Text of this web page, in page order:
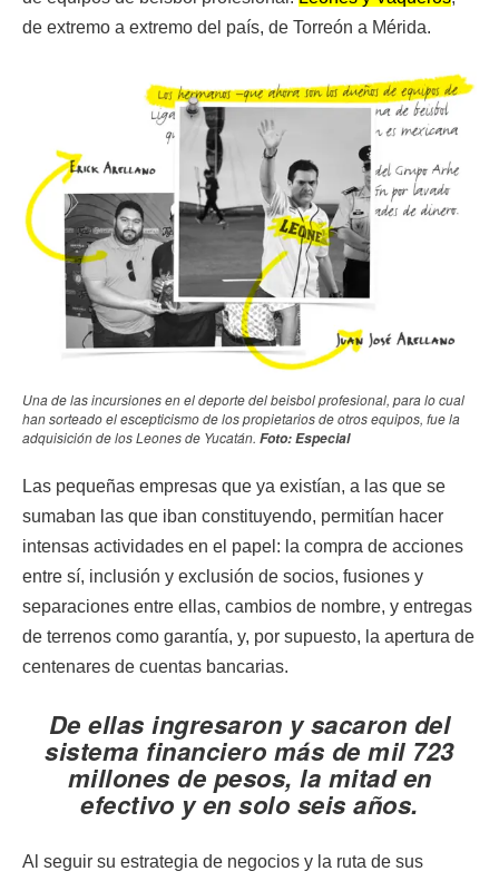
de extremo a extremo del país, de Torreón a Mérida.
Una de las incursiones en el deporte del beisbol profesional, para lo cual
han sorteado el escepticismo de los propietarios de otros equipos, fue la
adquisición de los Leones de Yucatán. Foto: Especial
Las pequeñas empresas que ya existían, a las que se
sumaban las que iban constituyendo, permitían hacer
intensas actividades en el papel: la compra de acciones
entre sí, inclusión y exclusión de socios, fusiones y
separaciones entre ellas, cambios de nombre, y entregas
de terrenos como garantía, y, por supuesto, la apertura de
centenares de cuentas bancarias.
De ellas ingresaron y sacaron del
sistema financiero más de mil 723
millones de pesos, la mitad en
efectivo y en solo seis años.
Al seguir su estrategia de negocios y la ruta de sus